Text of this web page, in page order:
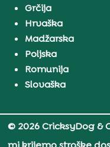
Grčija
Hrvaška
Madžarska
Poljska
Romunija
Slovaška
© 2026 CricksyDog &